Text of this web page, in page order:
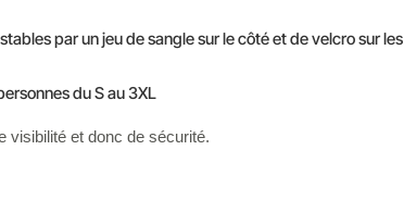
par un jeu de sangle sur le côté et de velcro sur les
du S au 3XL
visibilité et donc de sécurité.